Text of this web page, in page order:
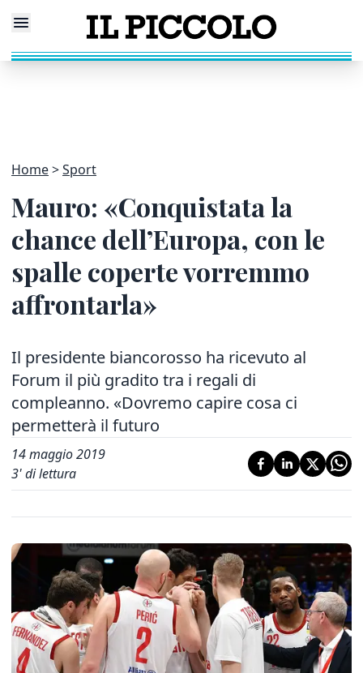
Home Sport
Mauro: «Conquistata la
chance dell’Europa, con le
spalle coperte vorremmo
affrontarla»
Il presidente biancorosso ha ricevuto al
Forum il più gradito tra i regali di
compleanno. «Dovremo capire cosa ci
permetterà il futuro
14 maggio 2019
3' di lettura